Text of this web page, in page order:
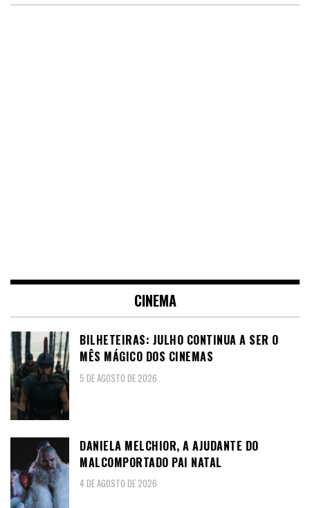
CINEMA
BILHETEIRAS: JULHO CONTINUA A SER O
MÊS MÁGICO DOS CINEMAS
5 DE AGOSTO DE 2026
DANIELA MELCHIOR, A AJUDANTE DO
MALCOMPORTADO PAI NATAL
4 DE AGOSTO DE 2026